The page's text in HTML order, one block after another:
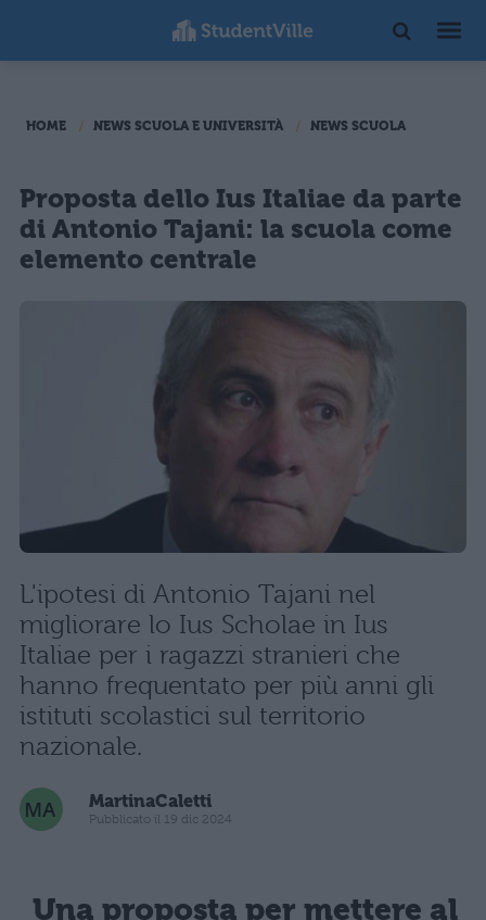
HOME NEWS SCUOLA E UNIVERSITÀ NEWS SCUOLA
Proposta dello Ius Italiae da parte
di Antonio Tajani: la scuola come
elemento centrale
L'ipotesi di Antonio Tajani nel
migliorare lo Ius Scholae in Ius
Italiae per i ragazzi stranieri che
hanno frequentato per più anni gli
istituti scolastici sul territorio
nazionale.
MartinaCaletti
Pubblicato il 19 dic 2024
Una proposta per mettere al